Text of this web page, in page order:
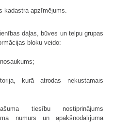
kadastra apzīmējums.
daļas, būves un telpu grupas
bloku veido:
kurā atrodas nekustamais
tiesību nostiprinājums
numurs un apakšnodalījuma